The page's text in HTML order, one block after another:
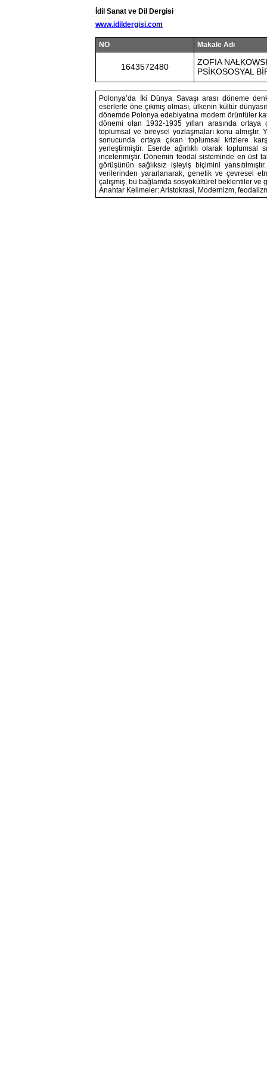
İdil Sanat ve Dil Dergisi
www.idildergisi.com
NO Makale Adı
1643572480
ZOFIA
PSİKOSOSYAL
Polonya’da İki Dünya Savaşı arası döneme
eserlerle öne çıkmış olması, ülkenin kültür
dönemde Polonya edebiyatına modern örüntüler
dönemi olan 1932-1935 yılları arasında ortaya
toplumsal ve bireysel yozlaşmaları konu almıştır.
sonucunda ortaya çıkan toplumsal krizlere
yerleştirmiştir. Eserde ağırlıklı olarak toplumsal
incelenmiştir. Dönemin feodal sisteminde en üst
görüşünün sağlıksız işleyiş biçimini
verilerinden yararlanarak, genetik ve çevresel
çalışmış, bu bağlamda sosyokültürel beklentiler
Anahtar Kelimeler: Aristokrasi, Modernizm,